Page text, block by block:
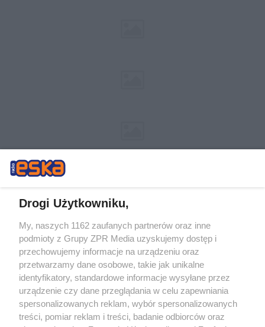
Żaden utwór zamieszczony w serwisie nie może być powielany i
rozpowszechniany lub dalej rozpowszechniany w jakikolwiek sposób (w
tym także elektroniczny lub mechaniczny) na jakimkolwiek polu
eksploatacji w jakiejkolwiek formie, włącznie z umieszczaniem w
Internecie bez pisemnej zgody właściciela praw. Jakiekolwiek użycie lub
wykorzystanie utworów w całości lub w części z naruszeniem prawa,
tzn. bez właściwej zgody, jest zabronione pod groźbą kary i może być
ścigane prawnie.
Drogi Użytkowniku,
My, naszych 1162 zaufanych partnerów oraz inne
podmioty z Grupy ZPR Media uzyskujemy dostęp i
przechowujemy informacje na urządzeniu oraz
przetwarzamy dane osobowe, takie jak unikalne
identyfikatory, standardowe informacje wysyłane przez
urządzenie czy dane przeglądania w celu zapewniania
spersonalizowanych reklam, wybór spersonalizowanych
treści, pomiar reklam i treści, badanie odbiorców oraz